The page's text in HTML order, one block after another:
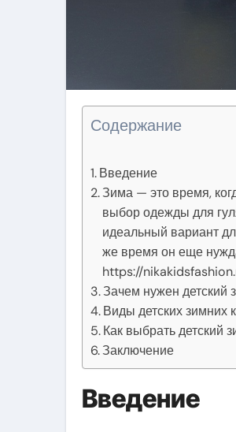
Содержание
Введение
Зима — это время,
выбор одежды для
идеальный вариант
же время он еще
https://
Зачем нужен детский
Виды детских зимних
Как выбрать детский
Заключение
Введение